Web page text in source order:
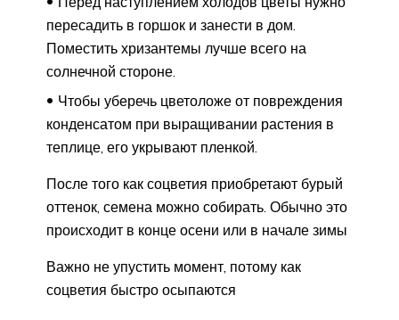
пересадить в горшок и занести в дом.
Поместить хризантемы лучше всего на
солнечной стороне.
Чтобы уберечь цветоложе от повреждения
конденсатом при выращивании растения в
теплице, его укрывают пленкой.
После того как соцветия приобретают бурый
оттенок, семена можно собирать. Обычно это
происходит в конце осени или в начале зимы
Важно не упустить момент, потому как
соцветия быстро осыпаются